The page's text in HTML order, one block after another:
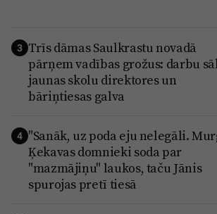
3 Trīs dāmas Saulkrastu novadā
pārņem vadības grožus: darbu
jaunas skolu direktores un
bāriņtiesas galva
4 "Sanāk, uz poda eju nelegāli.
Ķekavas domnieki soda par
"mazmājiņu" laukos, taču Jānis
spurojas pretī tiesā